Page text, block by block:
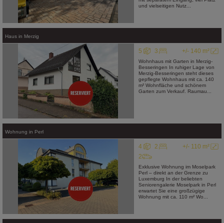
und vielseitigen Nutz...
Haus in Merzig
+/- 140 m²
5 3
Wohnhaus mit Garten in Merzig-
Besseringen In ruhiger Lage von
Merzig-Besseringen steht dieses
gepflegte Wohnhaus mit ca. 140
m² Wohnfläche und schönem
Garten zum Verkauf. Raumau...
Wohnung in Perl
+/- 110 m²
4
2
2
Exklusive Wohnung im Moselpark
Perl – direkt an der Grenze zu
Luxemburg In der beliebten
Seniorengalerie Moselpark in Perl
erwartet Sie eine großzügige
Wohnung mit ca. 110 m² Wo...